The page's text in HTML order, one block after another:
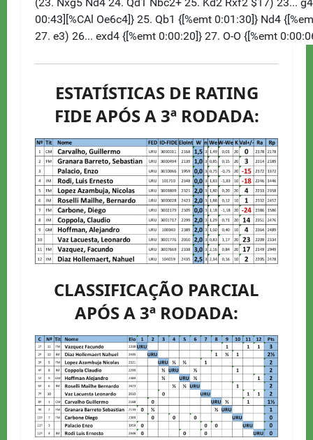
ESTATÍSTICAS DE RATING
FIDE APÓS A 3ª RODADA:
CLASSIFICAÇÃO PARCIAL
APÓS A 3ª RODADA: